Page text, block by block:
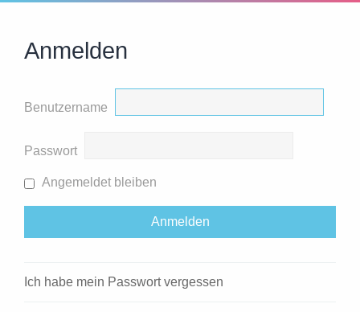
Anmelden
Benutzername
Passwort
Angemeldet bleiben
Ich habe mein Passwort vergessen